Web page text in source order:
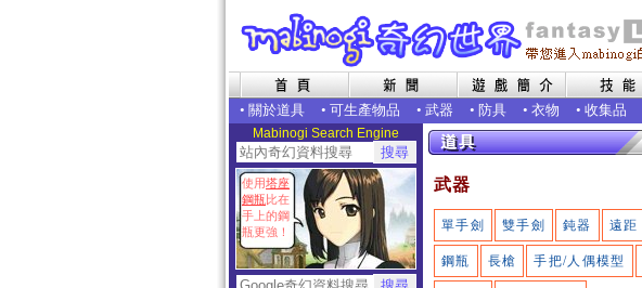
• 關於道具 • 可生產物品 • 武器 • 防具 • 衣物 • 收集品
Mabinogi Search Engine
使用塔座
鋼瓶比在
手上的鋼
瓶更強！
武器
單手劍 雙手劍 鈍器 遠距
鋼瓶 長槍 手把/人偶模型